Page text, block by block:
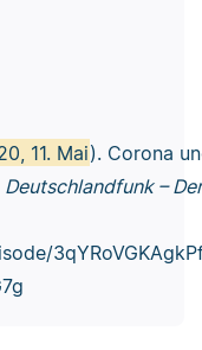
11. Mai). Corona
Deutschlandfunk –